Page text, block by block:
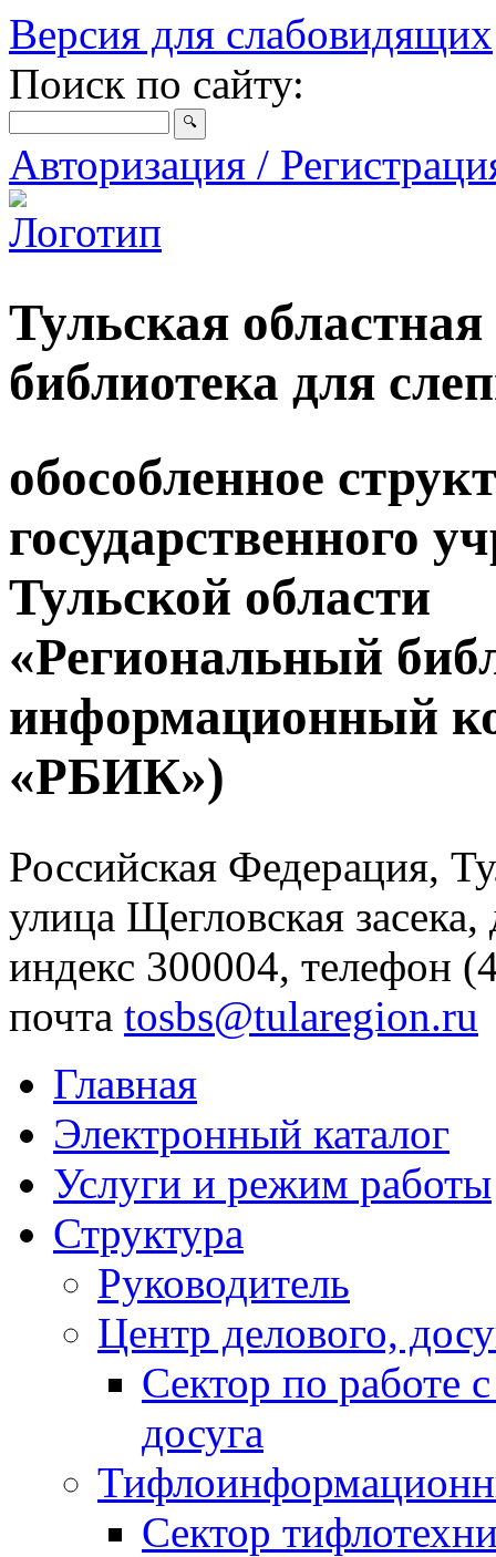
Версия для слабовидящих
Поиск по сайту:
Авторизация /
Тульская
библиотека для
обособленное
государственного
Тульской области
«Региональный
информационный
«РБИК»)
Российская Федерация,
улица Щегловская
индекс 300004, телефон
почта tosbs@tularegion.ru
Главная
Электронный каталог
Услуги и режим работы
Структура
Руководитель
Центр делового,
Сектор по работе
досуга
Сектор